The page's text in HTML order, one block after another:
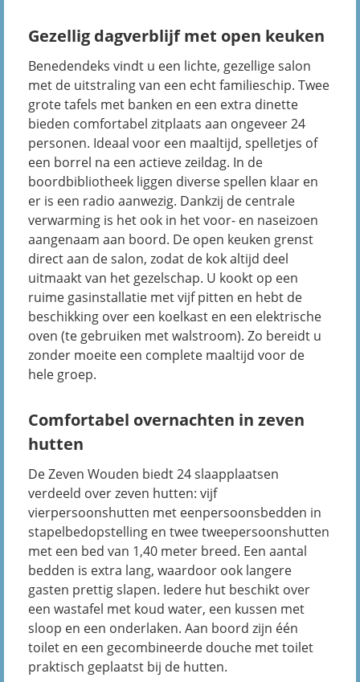
Gezellig dagverblijf met open keuken
Benedendeks vindt u een lichte, gezellige salon
met de uitstraling van een echt familieschip. Twee
grote tafels met banken en een extra dinette
bieden comfortabel zitplaats aan ongeveer 24
personen. Ideaal voor een maaltijd, spelletjes of
een borrel na een actieve zeildag. In de
boordbibliotheek liggen diverse spellen klaar en
er is een radio aanwezig. Dankzij de centrale
verwarming is het ook in het voor- en naseizoen
aangenaam aan boord. De open keuken grenst
direct aan de salon, zodat de kok altijd deel
uitmaakt van het gezelschap. U kookt op een
ruime gasinstallatie met vijf pitten en hebt de
beschikking over een koelkast en een elektrische
oven (te gebruiken met walstroom). Zo bereidt u
zonder moeite een complete maaltijd voor de
hele groep.
Comfortabel overnachten in zeven
hutten
De Zeven Wouden biedt 24 slaapplaatsen
verdeeld over zeven hutten: vijf
vierpersoonshutten met eenpersoonsbedden in
stapelbedopstelling en twee tweepersoonshutten
met een bed van 1,40 meter breed. Een aantal
bedden is extra lang, waardoor ook langere
gasten prettig slapen. Iedere hut beschikt over
een wastafel met koud water, een kussen met
sloop en een onderlaken. Aan boord zijn één
toilet en een gecombineerde douche met toilet
praktisch geplaatst bij de hutten.